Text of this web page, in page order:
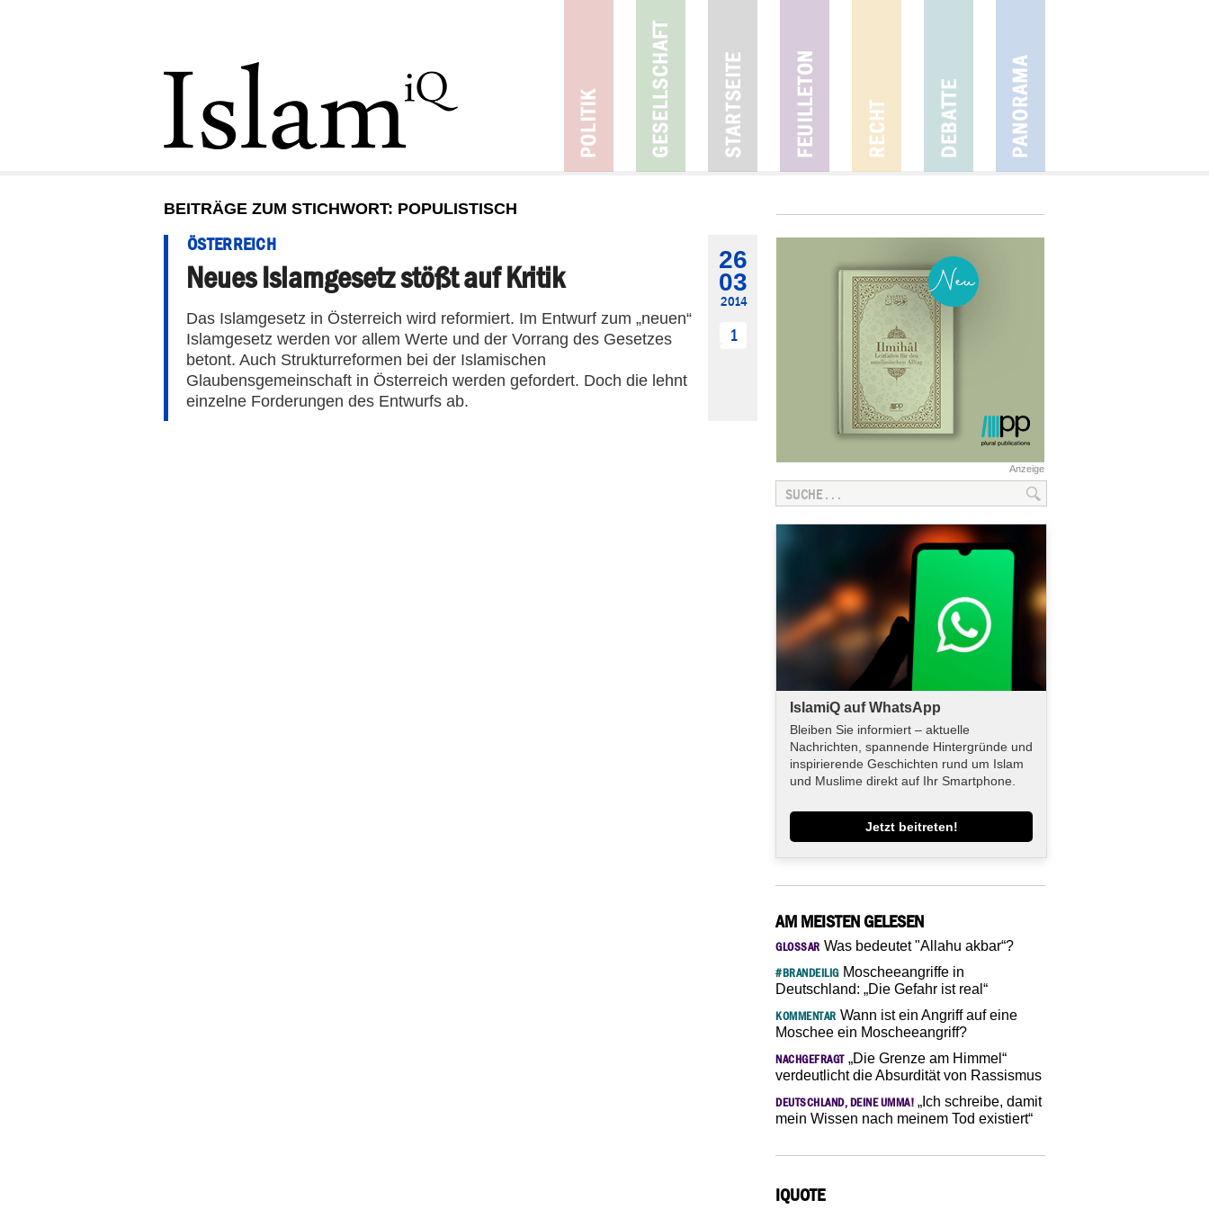
BEITRÄGE ZUM STICHWORT: POPULISTISCH
ÖSTERREICH
Neues Islamgesetz stößt auf Kritik
Das Islamgesetz in Österreich wird reformiert. Im Entwurf zum „neuen“
Islamgesetz werden vor allem Werte und der Vorrang des Gesetzes
betont. Auch Strukturreformen bei der Islamischen
Glaubensgemeinschaft in Österreich werden gefordert. Doch die lehnt
einzelne Forderungen des Entwurfs ab.
26
03
2014
1
Anzeige
IslamiQ auf WhatsApp
Bleiben Sie informiert – aktuelle
Nachrichten, spannende Hintergründe und
inspirierende Geschichten rund um Islam
und Muslime direkt auf Ihr Smartphone.
Jetzt beitreten!
AM MEISTEN GELESEN
GLOSSAR Was bedeutet "Allahu akbar“?
#BRANDEILIGMoscheeangriffe in
Deutschland: „Die Gefahr ist real“
KOMMENTAR Wann ist ein Angriff auf eine
Moschee ein Moscheeangriff?
NACHGEFRAGT„Die Grenze am Himmel“
verdeutlicht die Absurdität von Rassismus
DEUTSCHLAND, DEINE UMMA! „Ich schreibe, damit
mein Wissen nach meinem Tod existiert“
IQUOTE